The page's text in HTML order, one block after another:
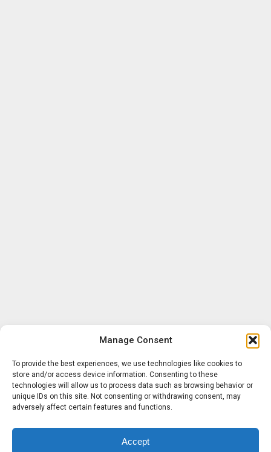
Manage Consent
To provide the best experiences, we use technologies like cookies to
store and/or access device information. Consenting to these
technologies will allow us to process data such as browsing behavior or
unique IDs on this site. Not consenting or withdrawing consent, may
adversely affect certain features and functions.
Accept